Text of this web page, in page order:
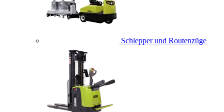
Schlepper und Routenzüge